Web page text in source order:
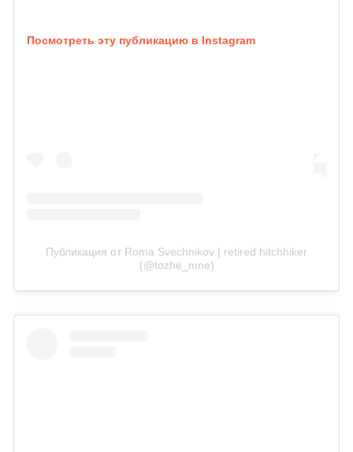
Посмотреть эту публикацию в Instagram
Публикация от Roma Svechnikov | retired hitchhiker
(@tozhe_mne)